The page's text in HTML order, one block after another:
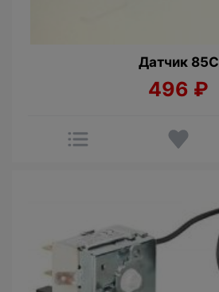
Датчик 85С
496 ₽